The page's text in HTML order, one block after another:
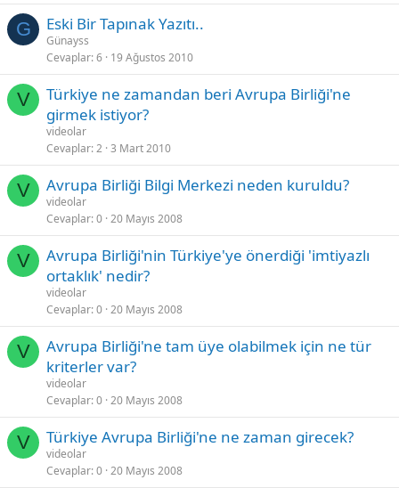
G Eski Bir Tapınak Yazıtı..
Günayss
Cevaplar 6 19 Ağustos 2010
V
Türkiye ne zamandan beri Avrupa Birliği'ne
girmek istiyor?
videolar
Cevaplar 2 3 Mart 2010
V Avrupa Birliği Bilgi Merkezi neden kuruldu?
videolar
Cevaplar 0 20 Mayıs 2008
V
Avrupa Birliği'nin Türkiye'ye önerdiği 'imtiyazlı
ortaklık' nedir?
videolar
Cevaplar 0 20 Mayıs 2008
V
Avrupa Birliği'ne tam üye olabilmek için ne tür
kriterler var?
videolar
Cevaplar 0 20 Mayıs 2008
V Türkiye Avrupa Birliği'ne ne zaman girecek?
videolar
Cevaplar 0 20 Mayıs 2008